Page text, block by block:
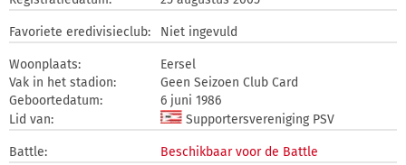
Favoriete eredivisieclub: Niet ingevuld
Woonplaats:
Eersel
Vak in het stadion:
Geen Seizoen Club Card
Geboortedatum:
6 juni 1986
Lid van:
Supportersvereniging PSV
Battle: Beschikbaar voor de Battle